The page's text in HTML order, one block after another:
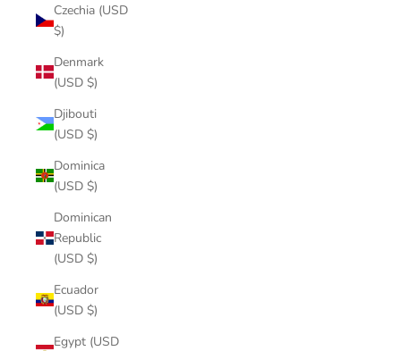
Czechia (USD
$)
Denmark
(USD $)
Djibouti
(USD $)
Dominica
(USD $)
Dominican
Republic
(USD $)
Ecuador
(USD $)
Egypt (USD